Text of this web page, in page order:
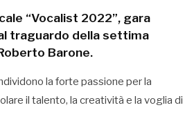
“Vocalist 2022”, gara
traguardo della settima
Barone.
la forte passione per la
il talento, la creatività e la voglia di